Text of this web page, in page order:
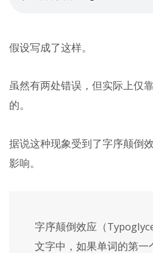
假设写成了这样。
虽然有两处错误，但实际上仅
的。
据说这种现象受到了字序颠倒
影响。
字序颠倒效应（
文字中，如果单词的第一